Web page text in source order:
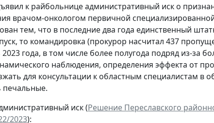
к райбольнице административный иск о
врачом-онкологом первичной
тем, что в последние два года единственный
то командировка (прокурор насчитал 437
года, в том числе более полугода подряд из-за
наблюдения, определения эффекта от
для консультации к областным специалистам в
печальные.
иск (Решение Переславского
2023):